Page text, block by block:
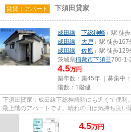
賃貸｜アパート 下須田貸家
成田線 「 下総神崎 」駅 徒
成田線 「 大戸 」駅 徒歩167
成田線 「 佐原 」駅 徒歩129
茨城県稲敷市下須田700-1-
4.5万円
築年数：築45年 ｜募集中：
階数：1階建
下須田貸家：成田線下総神崎駅にも近くて便利
最上階のアパートです。晴れの日は気持ち良い
4.5万円